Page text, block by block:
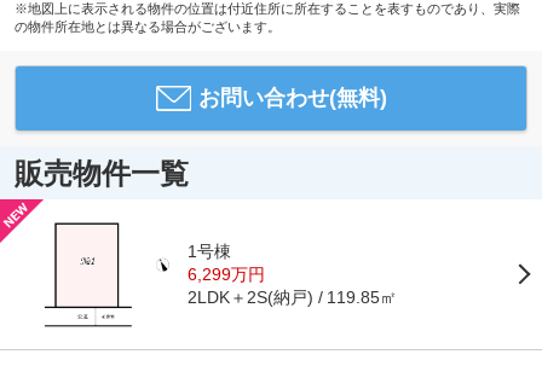
※地図上に表示される物件の位置は付近住所に所在することを表すものであり、実際
の物件所在地とは異なる場合がございます。
お問い合わせ(無料)
販売物件一覧
1号棟
6,299万円
2LDK＋2S(納戸) 119.85㎡